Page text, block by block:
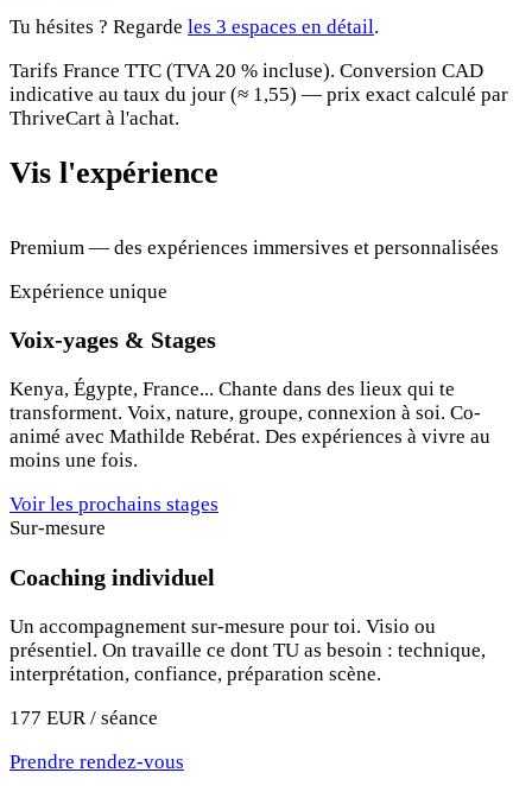
Tu hésites ? Regarde les 3 espaces en détail.
Tarifs France TTC (TVA 20 % incluse). Conversion CAD
indicative au taux du jour (≈ 1,55) — prix exact calculé par
ThriveCart à l'achat.
Vis l'expérience
Premium — des expériences immersives et personnalisées
Expérience unique
Voix-yages & Stages
Kenya, Égypte, France... Chante dans des lieux qui te
transforment. Voix, nature, groupe, connexion à soi. Co-
animé avec Mathilde Rebérat. Des expériences à vivre au
moins une fois.
Voir les prochains stages
Sur-mesure
Coaching individuel
Un accompagnement sur-mesure pour toi. Visio ou
présentiel. On travaille ce dont TU as besoin : technique,
interprétation, confiance, préparation scène.
177 EUR / séance
Prendre rendez-vous